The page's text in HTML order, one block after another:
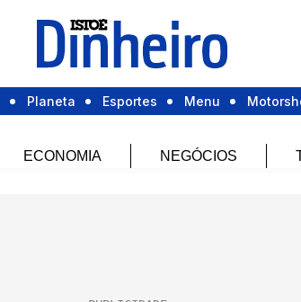
Planeta Esportes Menu
ECONOMIA NEGÓCIOS